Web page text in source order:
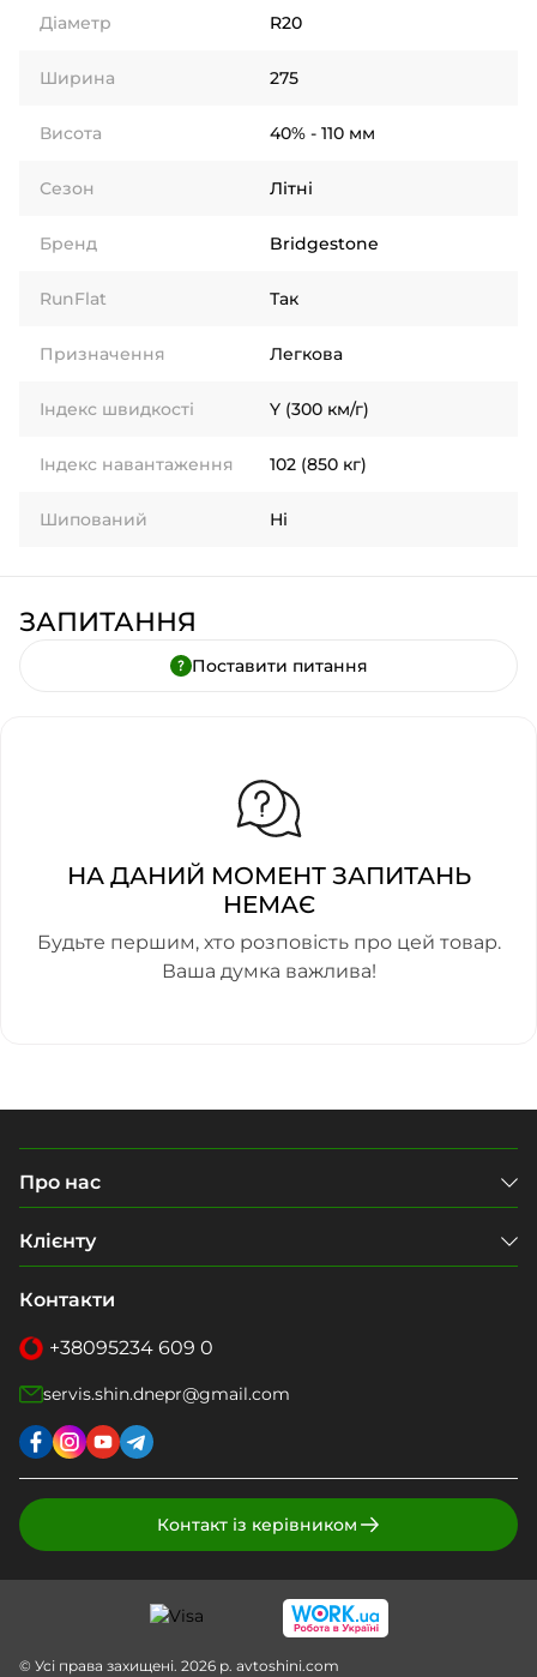
Діаметр R20
Ширина 275
Висота 40% - 110 мм
Сезон Літні
Бренд Bridgestone
RunFlat Так
Призначення Легкова
Індекс швидкості Y (300 км/г)
Індекс навантаження 102 (850 кг)
Шипований Ні
ЗАПИТАННЯ
Поставити питання
НА ДАНИЙ МОМЕНТ ЗАПИТАНЬ
НЕМАЄ
Будьте першим, хто розповість про цей товар.
Ваша думка важлива!
Про нас
Клієнту
Контакти
+38095234 609 0
servis.shin.dnepr@gmail.com
Контакт із керівником
© Усі права захищені. 2026 р. avtoshini.com